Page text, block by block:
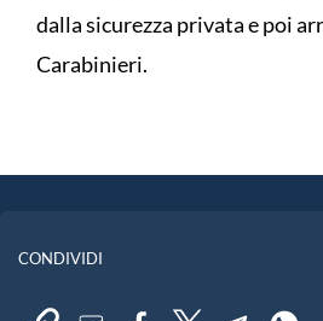
dalla sicurezza privata e poi
Carabinieri.
CONDIVIDI